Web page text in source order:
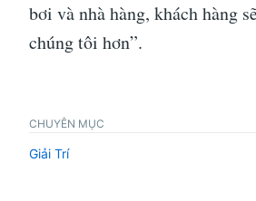
bơi và nhà hàng, khách hàng
chúng tôi hơn”.
CHUYÊN MỤC
Giải Trí